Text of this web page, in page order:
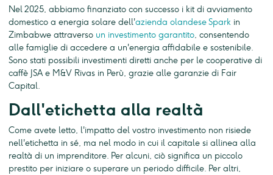
Nel 2025, abbiamo finanziato con successo i kit di avviamento
domestico a energia solare dell'azienda olandese Spark in
Zimbabwe attraverso un investimento garantito, consentendo
alle famiglie di accedere a un'energia affidabile e sostenibile.
Sono stati possibili investimenti diretti anche per le cooperative di
caffè JSA e M&V Rivas in Perù, grazie alle garanzie di Fair
Capital.
Dall'etichetta alla realtà
Come avete letto, l'impatto del vostro investimento non risiede
nell'etichetta in sé, ma nel modo in cui il capitale si allinea alla
realtà di un imprenditore. Per alcuni, ciò significa un piccolo
prestito per iniziare o superare un periodo difficile. Per altri,